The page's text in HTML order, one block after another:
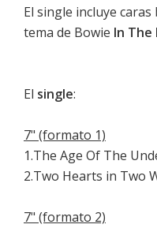
El single incluye
tema de Bowie In
El single:
7" (formato 1)
1.The Age Of The
2.Two Hearts in Two
7" (formato 2)